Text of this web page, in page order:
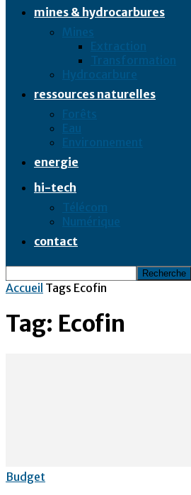
mines & hydrocarbures
Mines
Extraction
Transformation
Hydrocarbure
ressources naturelles
Forêts
Eau
Environnement
energie
hi-tech
Télécom
Numérique
contact
Accueil Tags Ecofin
Tag: Ecofin
Budget